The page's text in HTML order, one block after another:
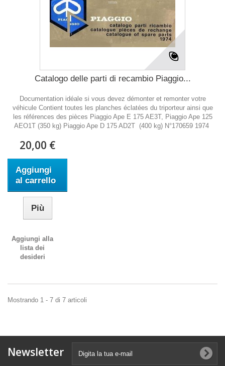
Catalogo delle parti di recambio Piaggio...
Documentation idéale si vous devez démonter et remonter votre
véhicule Contient toutes les planches éclatées du triporteur ainsi que
les références des pièces Piaggio Ape E 175 AE3T, Piaggio Ape 125
AEO1T (350 kg) Piaggio Ape D 175 AD2T (400 kg) N°170659 1974
20,00 €
Aggiungi
al carrello
Più
Aggiungi alla
lista dei
desideri
Mostrando 1 - 7 di 7 articoli
Newsletter